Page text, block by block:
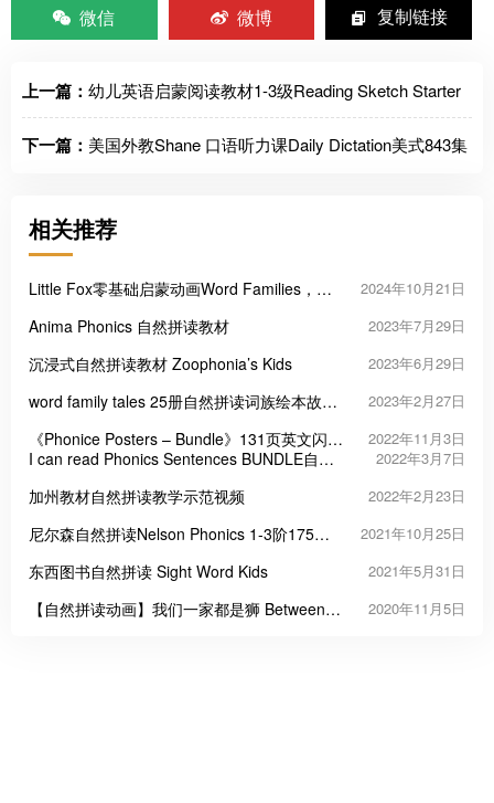
微信
微博 复制链接
上一篇： 幼儿英语启蒙阅读教材1-3级Reading Sketch Starter
下一篇： 美国外教Shane 口语听力课Daily Dictation美式843集
相关推荐
Little Fox零基础启蒙动画Word Families，看
2024年10月21日
Anima Phonics 自然拼读教材 2023年7月29日
沉浸式自然拼读教材 Zoophonia’s Kids 2023年6月29日
word family tales 25册自然拼读词族绘本故事
2023年2月27日
《Phonice Posters – Bundle》131页英文闪卡
自然拼读海报PDF
2022年11月3日
I can read Phonics Sentences BUNDLE自然
2022年3月7日
加州教材自然拼读教学示范视频 2022年2月23日
尼尔森自然拼读Nelson Phonics 1-3阶175集
2021年10月25日
东西图书自然拼读 Sight Word Kids 2021年5月31日
【自然拼读动画】我们一家都是狮 Between
2020年11月5日